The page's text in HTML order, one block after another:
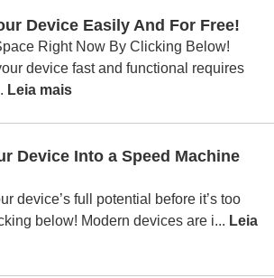
Device Easily And For Free!
Right Now By Clicking Below!
device fast and functional requires
Leia mais
Device Into a Speed Machine
device’s full potential before it’s too
below! Modern devices are i... Leia